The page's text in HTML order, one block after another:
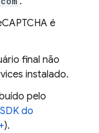
é
final não
instalado.
pelo
SDK do
).